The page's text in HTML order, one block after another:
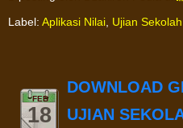
Label: Aplikasi Nilai Ujian Sekolah
FEB
18
DOWNLOAD
UJIAN